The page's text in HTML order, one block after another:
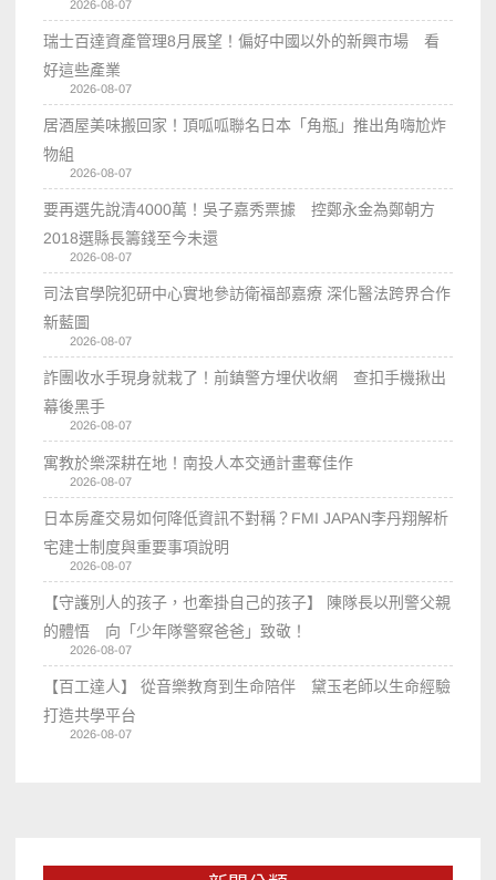
2026-08-07
瑞士百達資產管理8月展望！偏好中國以外的新興市場 看
好這些產業
2026-08-07
居酒屋美味搬回家！頂呱呱聯名日本「角瓶」推出角嗨尬炸
物組
2026-08-07
要再選先說清4000萬！吳子嘉秀票據 控鄭永金為鄭朝方
2018選縣長籌錢至今未還
2026-08-07
司法官學院犯研中心實地參訪衛福部嘉療 深化醫法跨界合作
新藍圖
2026-08-07
詐團收水手現身就栽了！前鎮警方埋伏收網 查扣手機揪出
幕後黑手
2026-08-07
寓教於樂深耕在地！南投人本交通計畫奪佳作
2026-08-07
日本房產交易如何降低資訊不對稱？FMI JAPAN李丹翔解析
宅建士制度與重要事項說明
2026-08-07
【守護別人的孩子，也牽掛自己的孩子】 陳隊長以刑警父親
的體悟 向「少年隊警察爸爸」致敬！
2026-08-07
【百工達人】 從音樂教育到生命陪伴 黛玉老師以生命經驗
打造共學平台
2026-08-07